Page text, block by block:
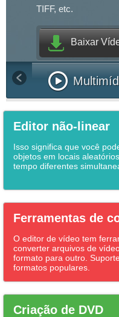
TIFF, etc.
Baixar
Editor não-linear
Isso significa que você
objetos em locais
tempo diferentes
Ferramentas de
O editor de vídeo tem
converter arquivos de
formato para outro.
formatos populares.
Criação de DVD